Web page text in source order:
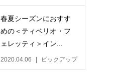
春夏シーズンにおすす
めの＜ティベリオ・フ
ェレッティ＞イン...
2020.04.06 ピックアップ